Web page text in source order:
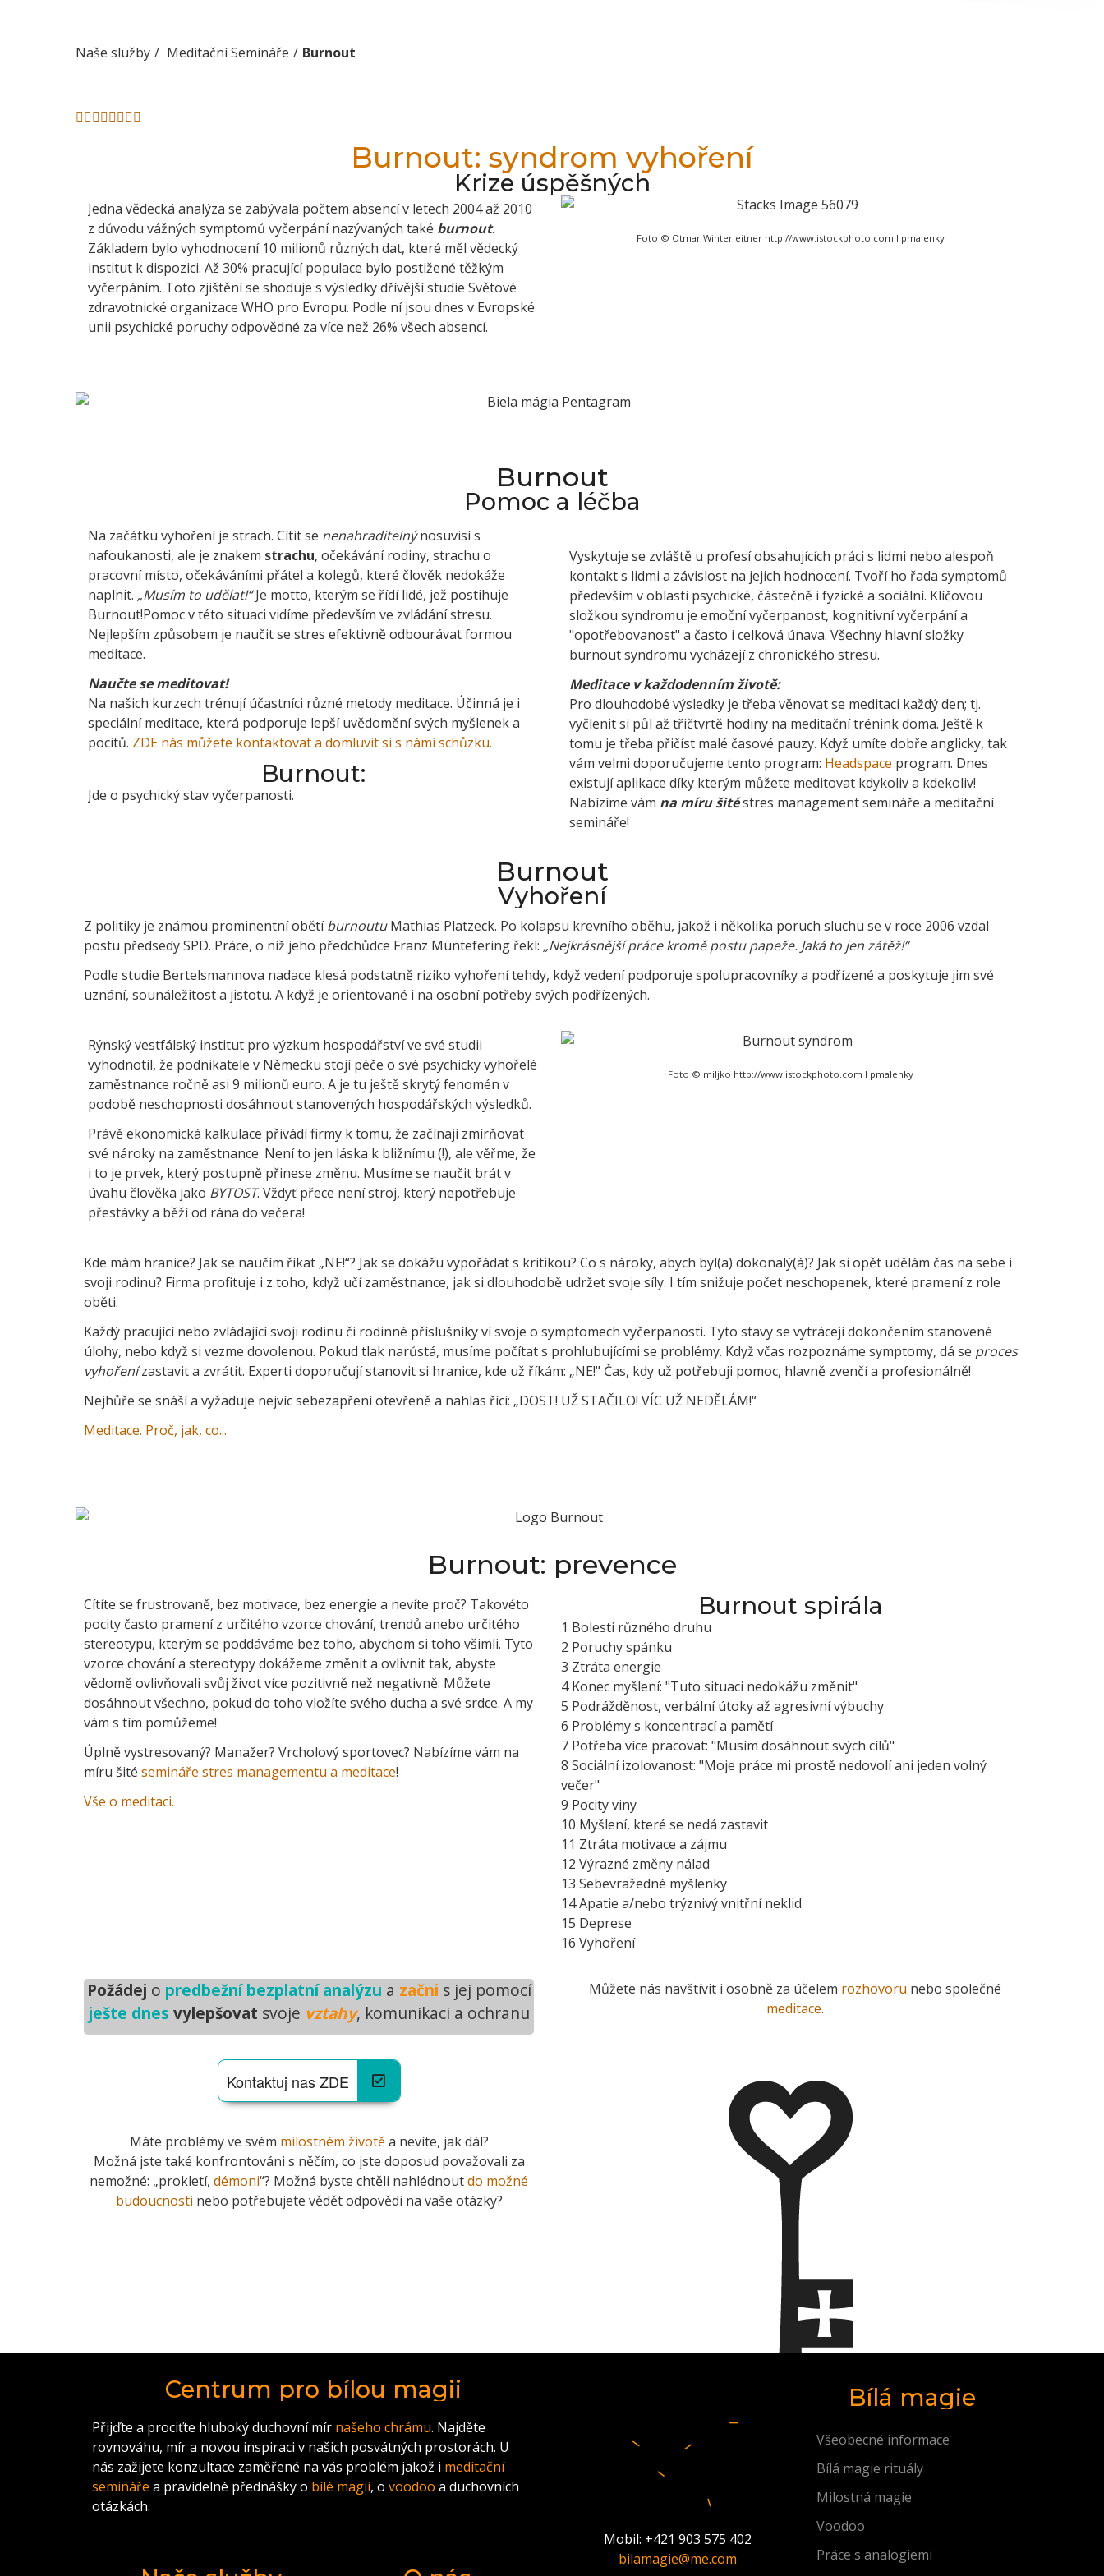
Naše služby Meditační Semináře Burnout
Burnout: syndrom vyhoření
Krize úspěšných
Jedna vědecká analýza se zabývala počtem absencí v letech 2004 až 2010
z důvodu vážných symptomů vyčerpání nazývaných také burnout.
Základem bylo vyhodnocení 10 milionů různých dat, které měl vědecký
institut k dispozici. Až 30% pracující populace bylo postižené těžkým
vyčerpáním. Toto zjištění se shoduje s výsledky dřívější studie Světové
zdravotnické organizace WHO pro Evropu. Podle ní jsou dnes v Evropské
unii psychické poruchy odpovědné za více než 26% všech absencí.
Foto © Otmar Winterleitner http://www.istockphoto.com I pmalenky
Burnout
Pomoc a léčba
Na začátku vyhoření je strach. Cítit se nenahraditelnýnosuvisí s
nafoukanosti, ale je znakem strachu, očekávání rodiny, strachu o
pracovní místo, očekáváními přátel a kolegů, které člověk nedokáže
naplnit. „Musím to udělat!“Je motto, kterým se řídí lidé, jež postihuje
Burnout!Pomoc v této situaci vidíme především ve zvládání stresu.
Nejlepším způsobem je naučit se stres efektivně odbourávat formou
meditace.
Naučte se meditovat!
Na našich kurzech trénují účastníci různé metody meditace. Účinná je i
speciální meditace, která podporuje lepší uvědomění svých myšlenek a
pocitů. ZDE nás můžete kontaktovat a domluvit si s námi schůzku.
Burnout:
Jde o psychický stav vyčerpanosti.
Vyskytuje se zvláště u profesí obsahujících práci s lidmi nebo alespoň
kontakt s lidmi a závislost na jejich hodnocení. Tvoří ho řada symptomů
především v oblasti psychické, částečně i fyzické a sociální. Klíčovou
složkou syndromu je emoční vyčerpanost, kognitivní vyčerpání a
"opotřebovanost" a často i celková únava. Všechny hlavní složky
burnout syndromu vycházejí z chronického stresu.
Meditace v každodenním životě:
Pro dlouhodobé výsledky je třeba věnovat se meditaci každý den; tj.
vyčlenit si půl až třičtvrtě hodiny na meditační trénink doma. Ještě k
tomu je třeba přičíst malé časové pauzy. Když umíte dobře anglicky, tak
vám velmi doporučujeme tento program: Headspace program. Dnes
existují aplikace díky kterým můžete meditovat kdykoliv a kdekoliv!
Nabízíme vám na míru šitéstres management semináře a meditační
semináře!
Burnout
Vyhoření
Z politiky je známou prominentní obětíburnoutuMathias Platzeck. Po kolapsu krevního oběhu, jakož i několika poruch sluchu se v roce 2006 vzdal
postu předsedy SPD. Práce, o níž jeho předchůdce Franz Müntefering řekl: „Nejkrásnější práce kromě postu papeže. Jaká to jen zátěž!“
Podle studie Bertelsmannova nadace klesá podstatně riziko vyhoření tehdy, když vedení podporuje spolupracovníky a podřízené a poskytuje jim své
uznání, sounáležitost a jistotu. A když je orientované i na osobní potřeby svých podřízených.
Rýnský vestfálský institut pro výzkum hospodářství ve své studii
vyhodnotil, že podnikatele v Německu stojí péče o své psychicky vyhořelé
zaměstnance ročně asi 9 milionů euro. A je tu ještě skrytý fenomén v
podobě neschopnosti dosáhnout stanovených hospodářských výsledků.
Právě ekonomická kalkulace přivádí firmy k tomu, že začínají zmírňovat
své nároky na zaměstnance. Není to jen láska k bližnímu (!), ale věřme, že
i to je prvek, který postupně přinese změnu. Musíme se naučit brát v
úvahu člověka jako BYTOST. Vždyť přece není stroj, který nepotřebuje
přestávky a běží od rána do večera!
Foto © miljko http://www.istockphoto.com I pmalenky
Kde mám hranice? Jak se naučím říkat „NE!“? Jak se dokážu vypořádat s kritikou? Co s nároky, abych byl(a) dokonalý(á)? Jak si opět udělám čas na sebe i
svoji rodinu? Firma profituje i z toho, když učí zaměstnance, jak si dlouhodobě udržet svoje síly. I tím snižuje počet neschopenek, které pramení z role
oběti.
Každý pracující nebo zvládající svoji rodinu či rodinné příslušníky ví svoje o symptomech vyčerpanosti. Tyto stavy se vytrácejí dokončením stanovené
úlohy, nebo když si vezme dovolenou. Pokud tlak narůstá, musíme počítat s prohlubujícími se problémy. Když včas rozpoznáme symptomy, dá se proces
vyhořenízastavit a zvrátit. Experti doporučují stanovit si hranice, kde už říkám: „NE!" Čas, kdy už potřebuji pomoc, hlavně zvenčí a profesionálně!
Nejhůře se snáší a vyžaduje nejvíc sebezapření otevřeně a nahlas říci: „DOST! UŽ STAČILO! VÍC UŽ NEDĚLÁM!“
Meditace. Proč, jak, co...
Burnout: prevence
Cítíte se frustrovaně, bez motivace, bez energie a nevíte proč? Takovéto
pocity často pramení z určitého vzorce chování, trendů anebo určitého
stereotypu, kterým se poddáváme bez toho, abychom si toho všimli. Tyto
vzorce chování a stereotypy dokážeme změnit a ovlivnit tak, abyste
vědomě ovlivňovali svůj život více pozitivně než negativně. Můžete
dosáhnout všechno, pokud do toho vložíte svého ducha a své srdce. A my
vám s tím pomůžeme!
Úplně vystresovaný? Manažer? Vrcholový sportovec? Nabízíme vám na
míru šité semináře stres managementu a meditace!
Vše o meditaci.
Burnout spirála
1 Bolesti různého druhu
2 Poruchy spánku
3 Ztráta energie
4 Konec myšlení: "Tuto situaci nedokážu změnit"
5 Podrážděnost, verbální útoky až agresivní výbuchy
6 Problémy s koncentrací a pamětí
7 Potřeba více pracovat: "Musím dosáhnout svých cílů"
8 Sociální izolovanost: "Moje práce mi prostě nedovolí ani jeden volný
večer"
9 Pocity viny
10 Myšlení, které se nedá zastavit
11 Ztráta motivace a zájmu
12 Výrazné změny nálad
13 Sebevražedné myšlenky
14 Apatie a/nebo trýznivý vnitřní neklid
15 Deprese
16 Vyhoření
Požádej o predbežní bezplatní analýzu a začni s jej pomocí
ješte dnes vylepšovat svoje vztahy, komunikaci a ochranu
Kontaktuj nas ZDE
Máte problémy ve svém milostném životěa nevíte, jak dál?
Možná jste také konfrontováni s něčím, co jste doposud považovali za
nemožné: „prokletí,démoni“? Možná byste chtěli nahlédnoutdo možné
budoucnosti nebo potřebujete vědět odpovědi na vaše otázky?
Můžete nás navštívit i osobně za účelem rozhovoru nebo společné
meditace.
Centrum pro bílou magii
Přijďte a prociťte hluboký duchovní mír našeho chrámu. Najděte
rovnováhu, mír a novou inspiraci v našich posvátných prostorách. U
nás zažijete konzultace zaměřené na vás problém jakož i meditační
semináře a pravidelné přednášky o bílé magii, o voodoo a duchovních
otázkách.
Mobil: +421 903 575 402
bilamagie@me.com
Bílá magie
Všeobecné informace
Bílá magie rituály
Milostná magie
Voodoo
Práce s analogiemi